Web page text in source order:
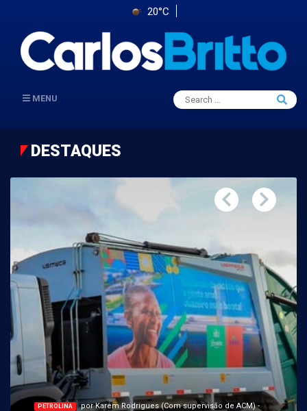
20°C
MENU
Search
for:
Search
DESTAQUES
PETROLINA
por Karem Rodrigues (Com supervisão de ACM) -